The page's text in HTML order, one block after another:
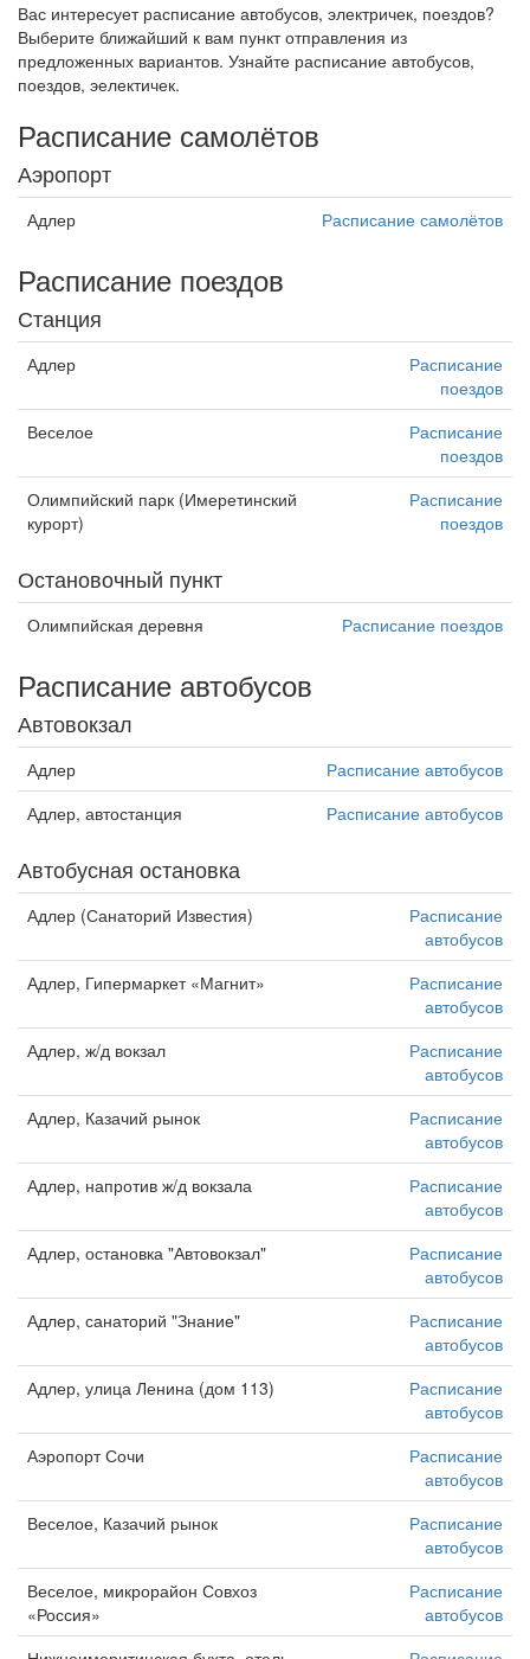
Вас интересует расписание автобусов, электричек, поездов?
Выберите ближайший к вам пункт отправления из
предложенных вариантов. Узнайте расписание автобусов,
поездов, эелектичек.
Расписание самолётов
Аэропорт
Адлер Расписание самолётов
Расписание поездов
Станция
Адлер
Расписание
поездов
Веселое
Расписание
поездов
Олимпийский парк (Имеретинский
курорт)
Расписание
поездов
Остановочный пункт
Олимпийская деревня Расписание поездов
Расписание автобусов
Автовокзал
Адлер
Расписание автобусов
Адлер, автостанция
Расписание автобусов
Автобусная остановка
Адлер (Санаторий Известия)
Расписание
автобусов
Адлер, Гипермаркет «Магнит»
Расписание
автобусов
Адлер, ж/д вокзал
Расписание
автобусов
Адлер, Казачий рынок
Расписание
автобусов
Адлер, напротив ж/д вокзала
Расписание
автобусов
Адлер, остановка "Автовокзал"
Расписание
автобусов
Адлер, санаторий "Знание"
Расписание
автобусов
Адлер, улица Ленина (дом 113)
Расписание
автобусов
Аэропорт Сочи
Расписание
автобусов
Веселое, Казачий рынок
Расписание
автобусов
Веселое, микрорайон Совхоз
«Россия»
Расписание
автобусов